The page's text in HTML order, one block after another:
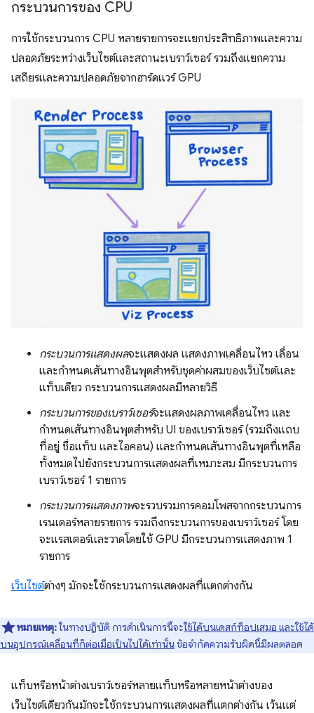
กระบวนการของ CPU
การใช้กระบวนการ CPU หลายรายการจะแยกประสิทธิภาพและความ
ปลอดภัยระหว่างเว็บไซต์และสถานะเบราว์เซอร์ รวมถึงแยกความ
เสถียรและความปลอดภัยจากฮาร์ดแวร์ GPU
กระบวนการแสดงผลจะแสดงผล แสดงภาพเคลื่อนไหว เลื่อน
และกำหนดเส้นทางอินพุตสำหรับชุดค่าผสมของเว็บไซต์และ
แท็บเดียว กระบวนการแสดงผลมีหลายวิธี
กระบวนการของเบราว์เซอร์จะแสดงผลภาพเคลื่อนไหว และ
กำหนดเส้นทางอินพุตสำหรับ UI ของเบราว์เซอร์ (รวมถึงแถบ
ที่อยู่ ชื่อแท็บ และไอคอน) และกำหนดเส้นทางอินพุตที่เหลือ
ทั้งหมดไปยังกระบวนการแสดงผลที่เหมาะสม มีกระบวนการ
เบราว์เซอร์ 1 รายการ
กระบวนการแสดงภาพจะรวบรวมการคอมโพสจากกระบวนการ
เรนเดอร์หลายรายการ รวมถึงกระบวนการของเบราว์เซอร์ โดย
จะแรสเตอร์และวาดโดยใช้ GPU มีกระบวนการแสดงภาพ 1
รายการ
เว็บไซต์ต่างๆ มักจะใช้กระบวนการแสดงผลที่แตกต่างกัน
หมายเหตุ:ในทางปฏิบัติ การดำเนินการนี้จะใช้ได้บนเดสก์ท็อปเสมอ และใช้ได้
บนอุปกรณ์เคลื่อนที่ก็ต่อเมื่อเป็นไปได้เท่านั้น ข้อจำกัดความรับผิดนี้มีผลตลอด
แท็บหรือหน้าต่างเบราว์เซอร์หลายแท็บหรือหลายหน้าต่างของ
เว็บไซต์เดียวกันมักจะใช้กระบวนการแสดงผลที่แตกต่างกัน เว้นแต่